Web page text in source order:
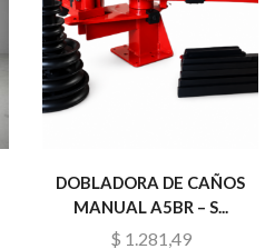
DOBLADORA DE CAÑOS
MANUAL A5BR – S...
$ 1.281,49